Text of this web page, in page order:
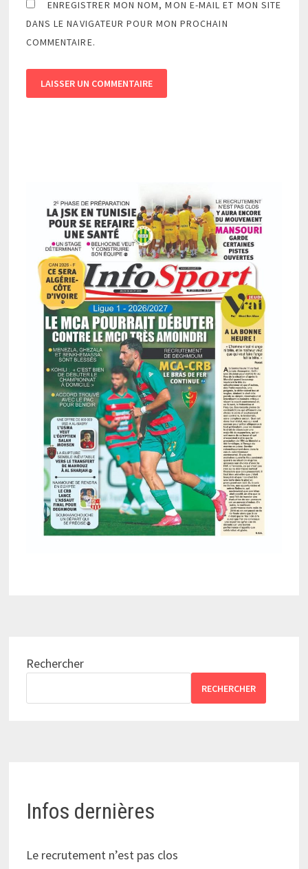
ENREGISTRER MON NOM, MON E-MAIL ET MON SITE
DANS LE NAVIGATEUR POUR MON PROCHAIN
COMMENTAIRE.
Rechercher
RECHERCHER
Infos dernières
Le recrutement n’est pas clos